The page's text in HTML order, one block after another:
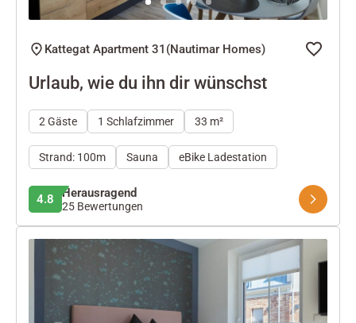
Kattegat Apartment 31(Nautimar Homes)
Urlaub, wie du ihn dir wünschst
2 Gäste 1 Schlafzimmer 33 m²
Strand: 100m Sauna eBike Ladestation
4.8 Herausragend
25 Bewertungen